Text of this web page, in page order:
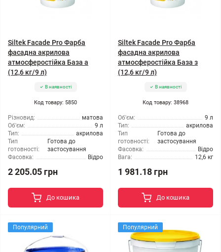
Siltek Facade Pro Фарба
фасадна акрилова
атмосферостійка База а
(12,6 кг/9 л)
В наявності
Код товару: 5850
Різновид:
матова
Об'єм:
9 л
Тип:
акрилова
Тип
готовності:
Готова до
застосування
Фасовка:
Відро
2 205.05 грн
До кошика
Siltek Facade Pro Фарба
фасадна акрилова
атмосферостійка База з
(12,6 кг/9 л)
В наявності
Код товару: 38968
Об'єм:
9 л
Тип:
акрилова
Тип
готовності:
Готова до
застосування
Фасовка:
Відро
Вага:
12,6 кг
1 981.18 грн
До кошика
Популярний Популярний